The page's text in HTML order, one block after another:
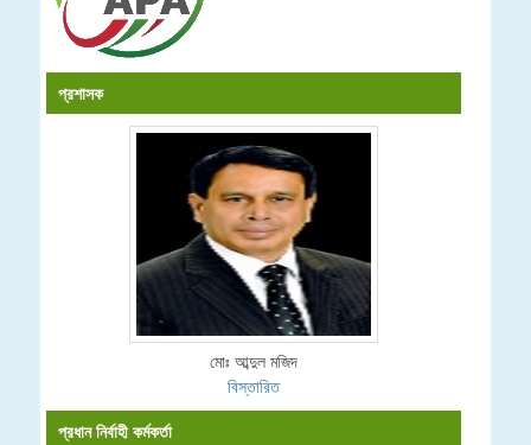
প্রশাসক
মোঃ আব্দুল মজিদ
বিস্তারিত
প্রধান নির্বাহী কর্মকর্তা